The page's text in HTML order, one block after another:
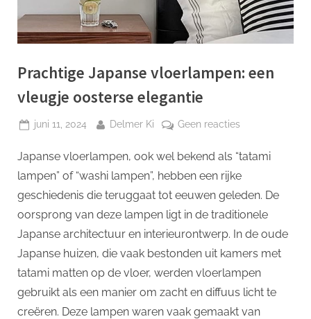
Prachtige Japanse vloerlampen: een
vleugje oosterse elegantie
Geplaatst
juni 11, 2024 Door
Delmer Ki Geen reactiesop
Japanse
vloerlampen:
oosterse
elegantie
Japanse vloerlampen, ook wel bekend als “tatami
lampen” of “washi lampen”, hebben een rijke
geschiedenis die teruggaat tot eeuwen geleden. De
oorsprong van deze lampen ligt in de traditionele
Japanse architectuur en interieurontwerp. In de oude
Japanse huizen, die vaak bestonden uit kamers met
tatami matten op de vloer, werden vloerlampen
gebruikt als een manier om zacht en diffuus licht te
creëren. Deze lampen waren vaak gemaakt van